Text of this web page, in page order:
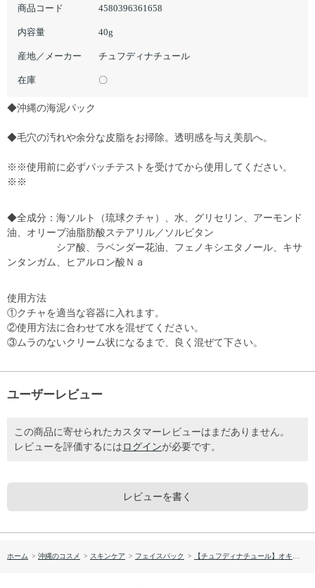
商品コード 4580396361658
内容量 40g
産地／メーカー チュフディナチュール
在庫 〇
◆沖縄の海泥パック
◆毛穴の汚れや余分な皮脂をお掃除。透明感を与え美肌へ。
※※使用前に必ずパッチテストを受けてから使用してください。
※※
◆全成分：海ソルト（琉球クチャ）、水、グリセリン、アーモンド
油、オリーブ油脂肪酸ステアリル／ソルビタン
シア酸、ラベンダー花油、フェノキシエタノール、キサ
ンタンガム、ヒアルロン酸Ｎａ
使用方法
①クチャを適当な容器に入れます。
②使用方法に合わせて水を混ぜてください。
③ムラのないクリーム状になるまで、良く混ぜて下さい。
ユーザーレビュー
この商品に寄せられたカスタマーレビューはまだありません。
レビューを評価するには ログインが必要です。
レビューを書く
ホーム > 沖縄のコスメ > スキンケア > フェイスパック > 【チュフディナチュール】オキナワペーストクレイ クチャ